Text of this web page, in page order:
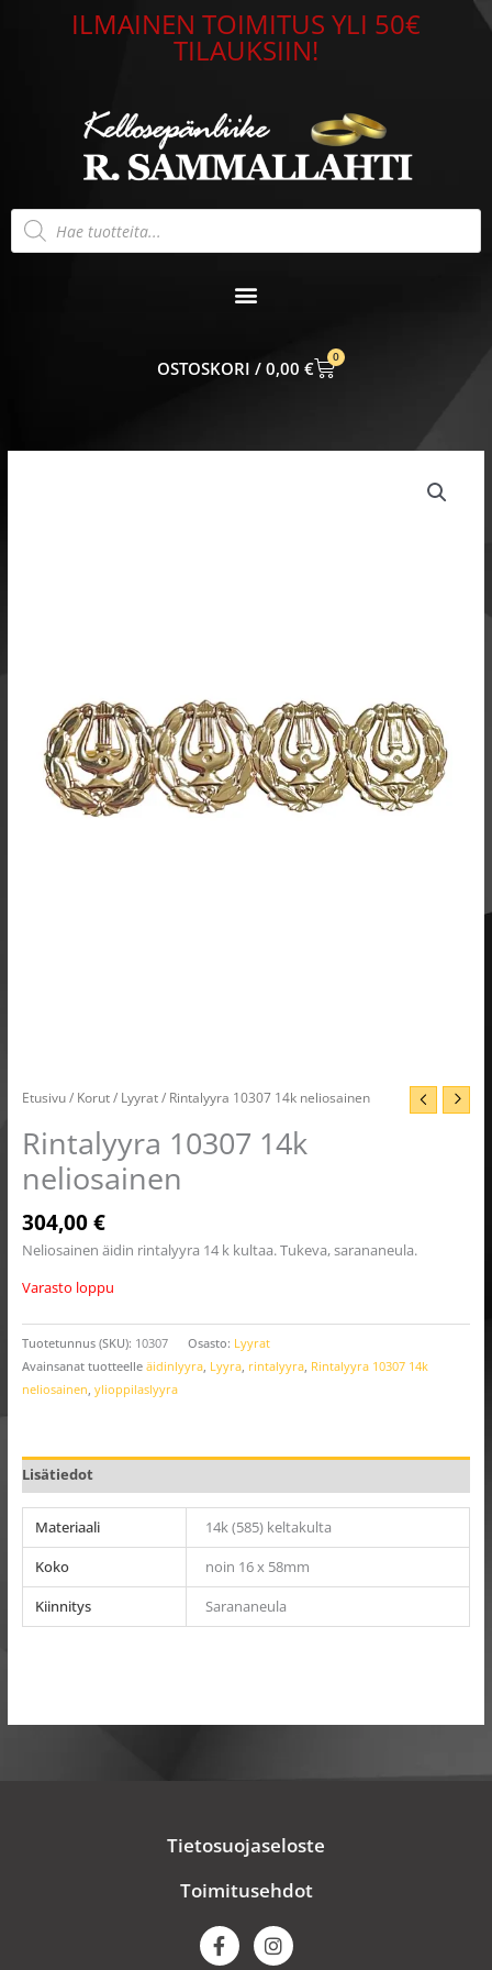
ILMAINEN TOIMITUS YLI 50€
TILAUKSIIN!
Products
search
0,00 €
0
CART
Etusivu/ Korut/ Lyyrat/ Rintalyyra 10307 14k neliosainen
Rintalyyra 10307 14k
neliosainen
304,00€
Neliosainen äidin rintalyyra 14 k kultaa. Tukeva, sarananeula.
Varasto loppu
Tuotetunnus (SKU): 10307 Osasto: Lyyrat
Avainsanat tuotteelle äidinlyyra, Lyyra, rintalyyra, Rintalyyra 10307 14k
neliosainen ylioppilaslyyra
Lisätiedot
Materiaali
14k (585) keltakulta
Koko
noin 16 x 58mm
Kiinnitys
Sarananeula
Tietosuojaseloste
Toimitusehdot
F
a
I
n